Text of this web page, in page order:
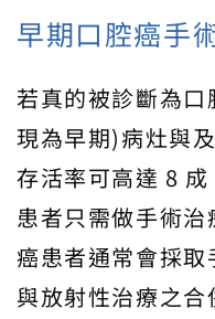
早期口腔癌手
若真的被診斷為
現為早期)病灶與
存活率可高達 8
患者只需做手術
癌患者通常會採
與放射性治療之合